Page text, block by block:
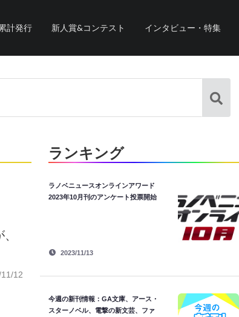
計発行 新人賞&コンテスト インタビュー・特集
12
ランキング
ラノベニュースオンラインアワード
2023年10月刊のアンケート投票開始
2023/11/13
今週の新刊情報：GA文庫、アース・
スターノベル、電撃の新文芸、ファ